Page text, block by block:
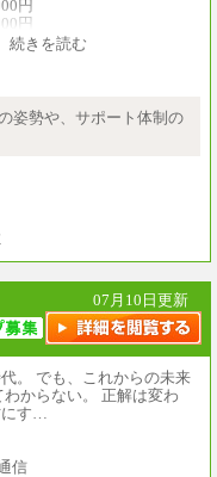
円
円
変更はございません
大学卒／月給 大学卒269,
きを読む
姿勢や、サポート体制の
07月10日更新
。 でも、これからの未来
からない。 正解は変わ
にす…
信